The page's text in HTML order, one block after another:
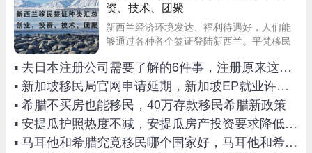
资、技术、团聚
新西兰经济环境发达、福利待遇好，人们能
够通过各种各个签证登陆新西兰。平梵移民
民新西兰的境外人士了解这些签证，选择合
适的签证类型，进入新西兰就更容易了！
▪ 去日本注册公司需要了解的6件事，注册原来这么简单
▪ 新加坡移民局官网申请延期，新加坡EP就业许可证续签攻略
▪ 希腊不买房也能移民，40万存款移民希腊新政策
▪ 安提瓜护照热度不减，安提瓜房产投资要求降低明显
▪ 马耳他和希腊究竟移民哪个国家好，马耳他和希腊移民对比